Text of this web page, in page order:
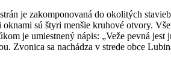
je zakomponovaná do okolitých
sú štyri menšie kruhové otvory.
je umiestnený nápis: „Veže pevná
Zvonica sa nachádza v strede obce